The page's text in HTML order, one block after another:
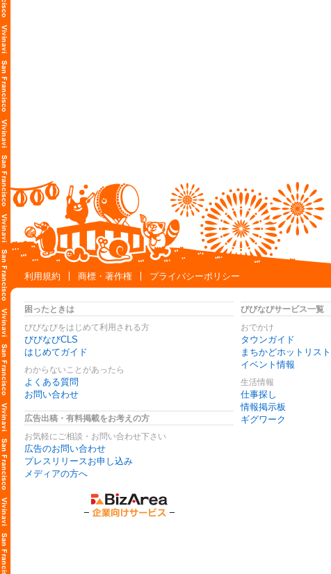
利用規約
商標・著作権 プライバシーポリシー
困ったときは
びびなびをはじめて利用される方
びびなびCLS
はじめてガイド
わからないことがあったら
よくある質問
お問い合わせ
広告出稿・有料掲載をお考えの方
お気軽にご相談・お問い合わせ下さい
広告のお問い合わせ
プレスリリースお申し込み
メディアの方へ
びびなびサービス一覧
おでかけ
タウンガイド
まちかどホットリスト
イベント情報
生活情報
仕事探し
情報掲示板
ギグワーク